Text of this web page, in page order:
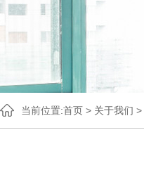
当前位置:首页 > 关于我们 >